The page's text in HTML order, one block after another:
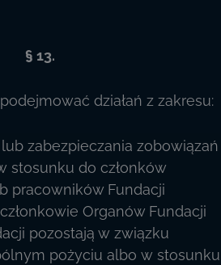
§ 13.
działań z zakresu:
zabezpieczania zobowiązań
stosunku do członków
pracowników Fundacji
Organów Fundacji
pozostają w związku
pożyciu albo w stosunku